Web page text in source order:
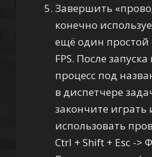
Завершить
конечно
ещё один простой
FPS. После
процесс под
в диспетчере
закончите играть
использовать
Ctrl + Shift + Esc ->